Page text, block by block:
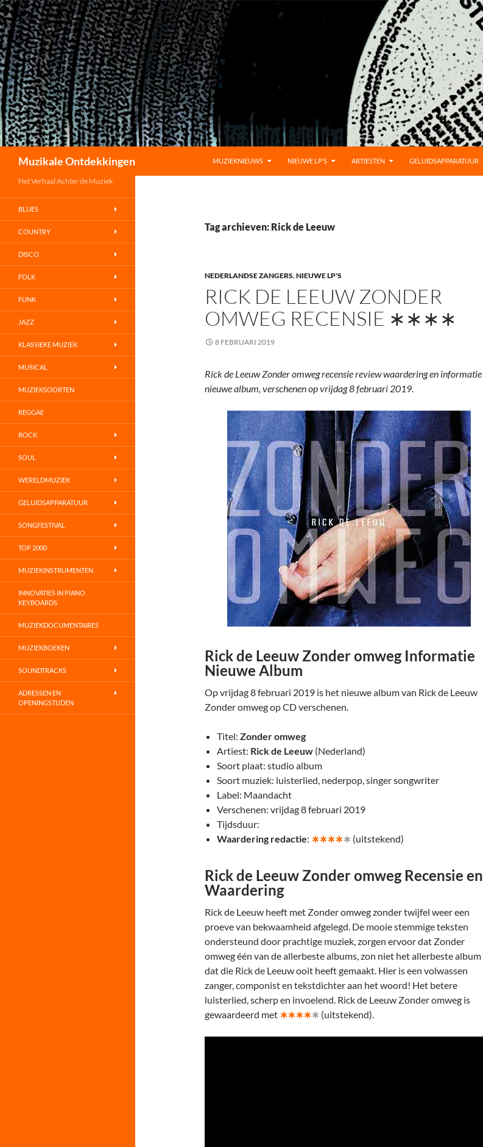
Muzikale Ontdekkingen
MUZIEKNIEUWS
NIEUWE LP’S ARTIESTEN GELUIDSAPPARATUUR
Tag archieven: Rick de Leeuw
NEDERLANDSE ZANGERS,NIEUWE LP'S
RICK DE LEEUW ZONDER
OMWEG RECENSIE ∗∗∗∗
8 FEBRUARI 2019
Rick de Leeuw Zonder omweg recensie review waardering en informatie
nieuwe album, verschenen op vrijdag 8 februari 2019.
Rick de Leeuw Zonder omweg Informatie
Nieuwe Album
Op vrijdag 8 februari 2019 is het nieuwe album van Rick de Leeuw
Zonder omweg op CD verschenen.
Titel: Zonder omweg
Artiest: Rick de Leeuw (Nederland)
Soort plaat: studio album
Soort muziek: luisterlied, nederpop, singer songwriter
Label: Maandacht
Verschenen: vrijdag 8 februari 2019
Tijdsduur:
Waardering redactie: ∗∗∗∗∗ (uitstekend)
Rick de Leeuw Zonder omweg Recensie en
Waardering
Rick de Leeuw heeft met Zonder omweg zonder twijfel weer een
proeve van bekwaamheid afgelegd. De mooie stemmige teksten
ondersteund door prachtige muziek, zorgen ervoor dat Zonder
omweg één van de allerbeste albums, zon niet het allerbeste album
dat die Rick de Leeuw ooit heeft gemaakt. Hier is een volwassen
zanger, componist en tekstdichter aan het woord! Het betere
luisterlied, scherp en invoelend. Rick de Leeuw Zonder omweg is
gewaardeerd met ∗∗∗∗∗ (uitstekend).
Het Verhaal Achter de Muziek
BLUES
COUNTRY
DISCO
FOLK
FUNK
JAZZ
KLASSIEKE MUZIEK
MUSICAL
MUZIEKSOORTEN
REGGAE
ROCK
SOUL
WERELDMUZIEK
GELUIDSAPPARATUUR
SONGFESTIVAL
TOP 2000
MUZIEKINSTRUMENTEN
INNOVATIES IN PIANO
KEYBOARDS
MUZIEKDOCUMENTAIRES
MUZIEKBOEKEN
SOUNDTRACKS
ADRESSEN EN
OPENINGSTIJDEN